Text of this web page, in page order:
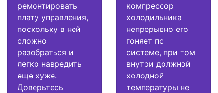
ремонтировать
плату управления,
поскольку в ней
сложно
разобраться и
легко навредить
еще хуже.
Доверьтесь
компрессор
холодильника
непрерывно его
гоняет по
системе, при том
внутри должной
холодной
температуры не